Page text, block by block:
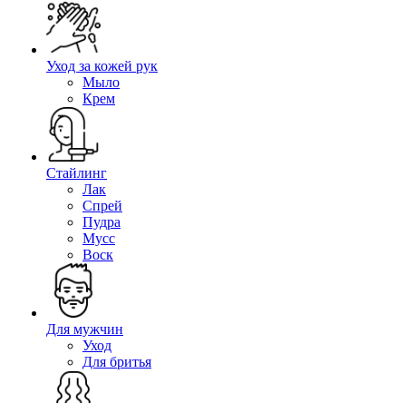
Уход за кожей рук
Мыло
Крем
Стайлинг
Лак
Спрей
Пудра
Мусс
Воск
Для мужчин
Уход
Для бритья